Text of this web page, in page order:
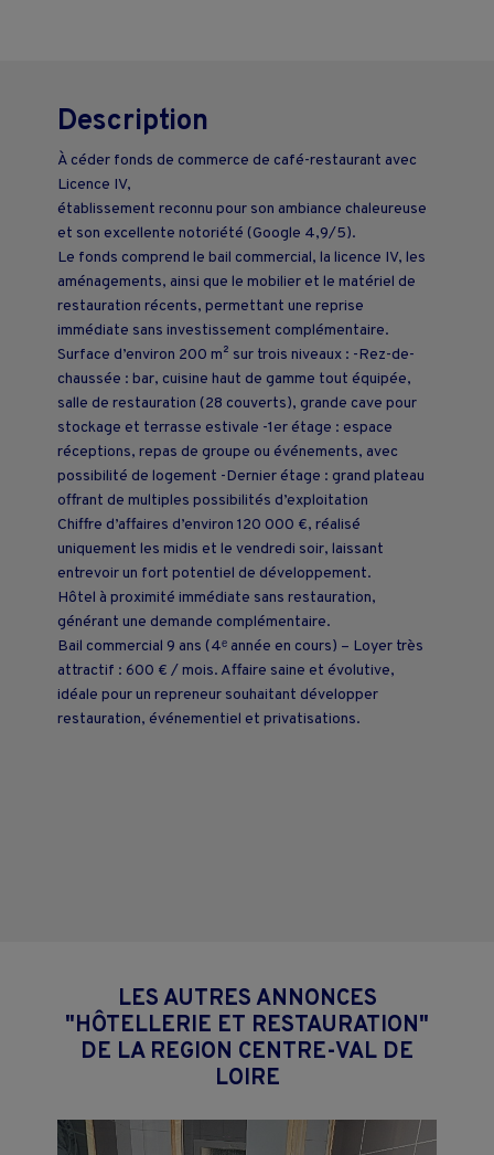
Description
À céder fonds de commerce de café-restaurant avec
Licence IV,
établissement reconnu pour son ambiance chaleureuse
et son excellente notoriété (Google 4,9/5).
Le fonds comprend le bail commercial, la licence IV, les
aménagements, ainsi que le mobilier et le matériel de
restauration récents, permettant une reprise
immédiate sans investissement complémentaire.
Surface d’environ 200 m² sur trois niveaux : -Rez-de-
chaussée : bar, cuisine haut de gamme tout équipée,
salle de restauration (28 couverts), grande cave pour
stockage et terrasse estivale -1er étage : espace
réceptions, repas de groupe ou événements, avec
possibilité de logement -Dernier étage : grand plateau
offrant de multiples possibilités d’exploitation
Chiffre d’affaires d’environ 120 000 €, réalisé
uniquement les midis et le vendredi soir, laissant
entrevoir un fort potentiel de développement.
Hôtel à proximité immédiate sans restauration,
générant une demande complémentaire.
Bail commercial 9 ans (4ᵉ année en cours) – Loyer très
attractif : 600 € / mois. Affaire saine et évolutive,
idéale pour un repreneur souhaitant développer
restauration, événementiel et privatisations.
LES AUTRES ANNONCES
"HÔTELLERIE ET RESTAURATION"
DE LA REGION CENTRE-VAL DE
LOIRE